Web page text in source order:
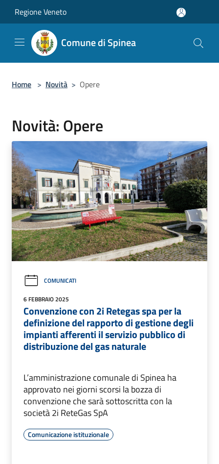
Regione Veneto
Comune di Spinea
Home > Novità > Opere
Novità: Opere
COMUNICATI
6 FEBBRAIO 2025
Convenzione con 2i Retegas spa per la
definizione del rapporto di gestione degli
impianti afferenti il servizio pubblico di
distribuzione del gas naturale
L’amministrazione comunale di Spinea ha
approvato nei giorni scorsi la bozza di
convenzione che sarà sottoscritta con la
società 2i ReteGas SpA
Comunicazione istituzionale